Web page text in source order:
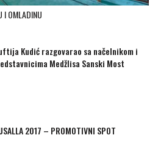
I OMLADINU
Kudić razgovarao sa načelnikom i
Medžlisa Sanski Most
2017 – PROMOTIVNI SPOT